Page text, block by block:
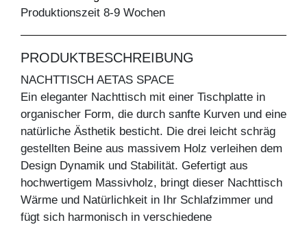
Produktionszeit 8-9 Wochen
PRODUKTBESCHREIBUNG
NACHTTISCH AETAS SPACE
Ein eleganter Nachttisch mit einer Tischplatte in
organischer Form, die durch sanfte Kurven und eine
natürliche Ästhetik besticht. Die drei leicht schräg
gestellten Beine aus massivem Holz verleihen dem
Design Dynamik und Stabilität. Gefertigt aus
hochwertigem Massivholz, bringt dieser Nachttisch
Wärme und Natürlichkeit in Ihr Schlafzimmer und
fügt sich harmonisch in verschiedene